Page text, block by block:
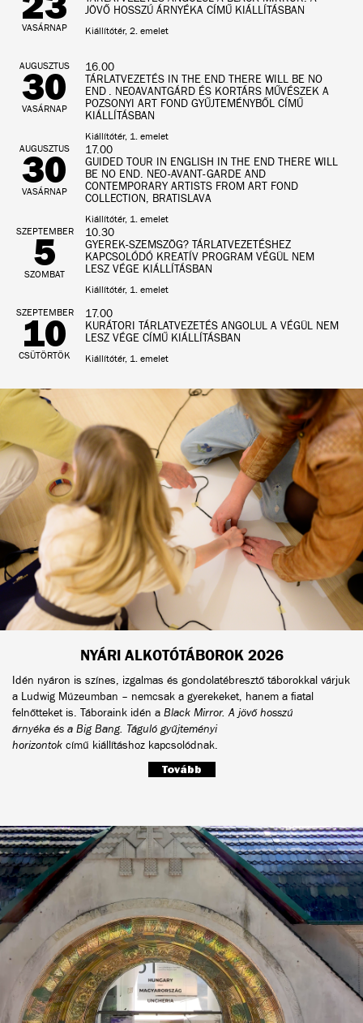
JÖVŐ HOSSZÚ ÁRNYÉKA CÍMŰ KIÁLLÍTÁSBAN
VASÁRNAP Kiállítótér, 2. emelet
16.00
TÁRLATVEZETÉS IN THE END THERE WILL BE NO
END . NEOAVANTGÁRD ÉS KORTÁRS MŰVÉSZEK A
POZSONYI ART FOND GYŰJTEMÉNYBŐL CÍMŰ
KIÁLLÍTÁSBAN
AUGUSZTUS
30
VASÁRNAP
Kiállítótér, 1. emelet
17.00
GUIDED TOUR IN ENGLISH IN THE END THERE WILL
BE NO END. NEO-AVANT-GARDE AND
CONTEMPORARY ARTISTS FROM ART FOND
COLLECTION, BRATISLAVA
AUGUSZTUS
30
VASÁRNAP
Kiállítótér, 1. emelet
10.30
GYEREK-SZEMSZÖG? TÁRLATVEZETÉSHEZ
KAPCSOLÓDÓ KREATÍV PROGRAM VÉGÜL NEM
LESZ VÉGE KIÁLLÍTÁSBAN
SZEPTEMBER
5
SZOMBAT
Kiállítótér, 1. emelet
17.00
KURÁTORI TÁRLATVEZETÉS ANGOLUL A VÉGÜL NEM
LESZ VÉGE CÍMŰ KIÁLLÍTÁSBAN
SZEPTEMBER
10
CSÜTÖRTÖK Kiállítótér, 1. emelet
NYÁRI ALKOTÓTÁBOROK 2026
Idén nyáron is színes, izgalmas és gondolatébresztő táborokkal várjuk
a Ludwig Múzeumban – nemcsak a gyerekeket, hanem a fiatal
felnőtteket is. Táboraink idén a Black Mirror. A jövő hosszú
árnyéka és a Big Bang. Táguló gyűjteményi
horizontok című kiállításhoz kapcsolódnak.
Tovább